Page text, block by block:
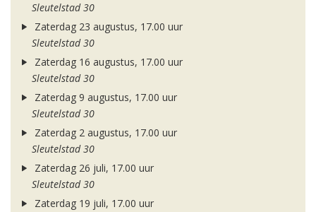
Sleutelstad 30
Zaterdag 23 augustus, 17.00 uur
Sleutelstad 30
Zaterdag 16 augustus, 17.00 uur
Sleutelstad 30
Zaterdag 9 augustus, 17.00 uur
Sleutelstad 30
Zaterdag 2 augustus, 17.00 uur
Sleutelstad 30
Zaterdag 26 juli, 17.00 uur
Sleutelstad 30
Zaterdag 19 juli, 17.00 uur